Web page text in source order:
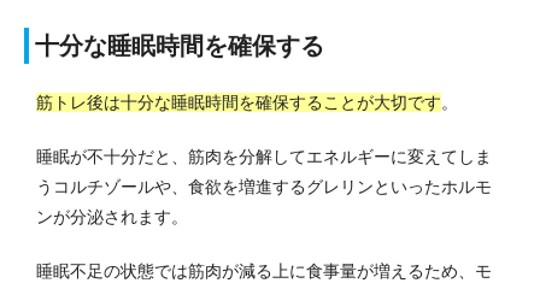
十分な睡眠時間を確保する
筋トレ後は十分な睡眠時間を確保することが大切です。
睡眠が不十分だと、筋肉を分解してエネルギーに変えてしま
うコルチゾールや、食欲を増進するグレリンといったホルモ
ンが分泌されます。
睡眠不足の状態では筋肉が減る上に食事量が増えるため、モ